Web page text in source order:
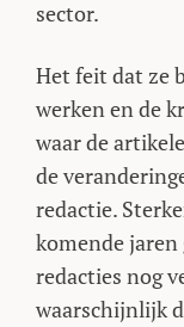
sector.
Het feit dat ze
werken en de
waar de
de
redactie.
komende
redacties nog
waarschijnlijk